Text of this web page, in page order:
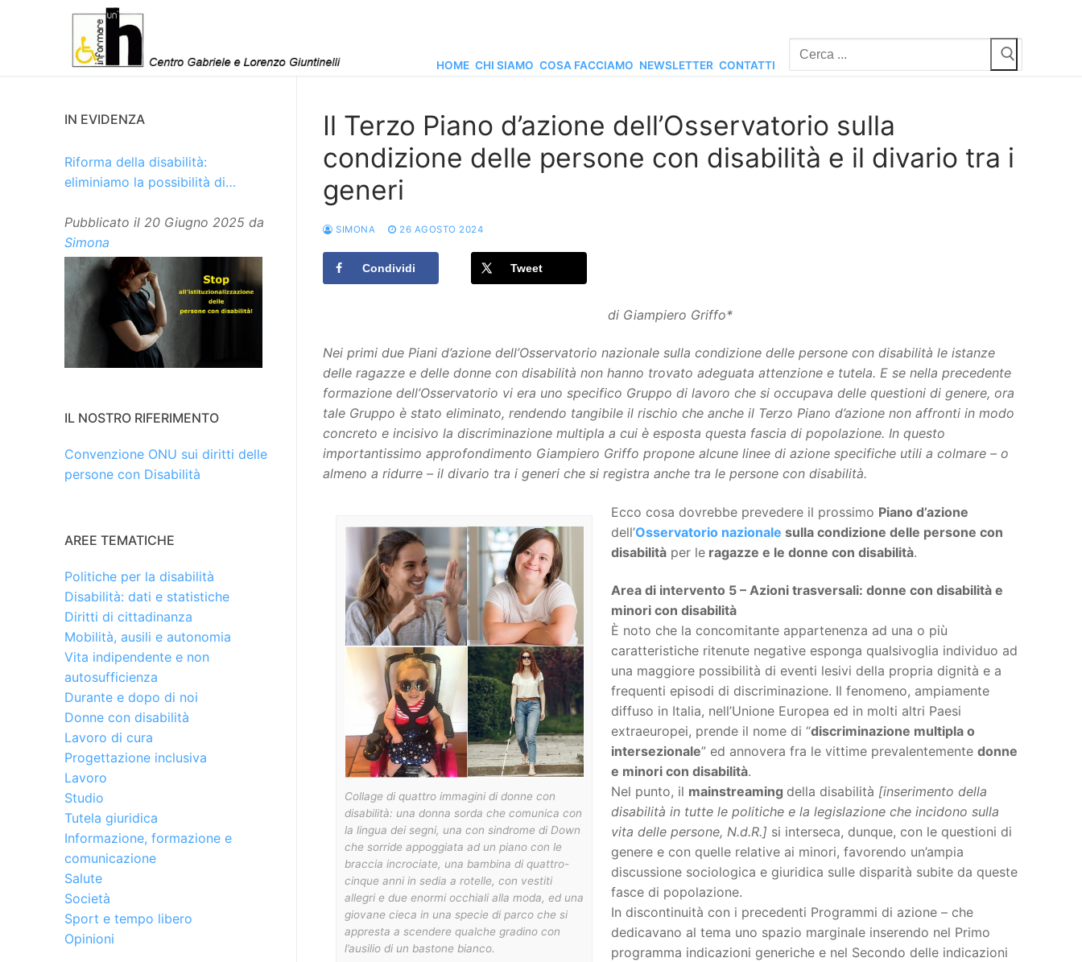
HOME CHI SIAMO COSA FACCIAMO NEWSLETTER CONTATTI
Cerca:
Il Terzo Piano d’azione dell’Osservatorio sulla
condizione delle persone con disabilità e il divario tra i
generi
SIMONA 26 AGOSTO 2024
Condividi Tweet
di Giampiero Griffo*
Nei primi due Piani d’azione dell’Osservatorio nazionale sulla condizione delle persone con disabilità le istanze
delle ragazze e delle donne con disabilità non hanno trovato adeguata attenzione e tutela. E se nella precedente
formazione dell’Osservatorio vi era uno specifico Gruppo di lavoro che si occupava delle questioni di genere, ora
tale Gruppo è stato eliminato, rendendo tangibile il rischio che anche il Terzo Piano d’azione non affronti in modo
concreto e incisivo la discriminazione multipla a cui è esposta questa fascia di popolazione. In questo
importantissimo approfondimento Giampiero Griffo propone alcune linee di azione specifiche utili a colmare – o
almeno a ridurre – il divario tra i generi che si registra anche tra le persone con disabilità.
Collage di quattro immagini di donne con
disabilità: una donna sorda che comunica con
la lingua dei segni, una con sindrome di Down
che sorride appoggiata ad un piano con le
braccia incrociate, una bambina di quattro-
cinque anni in sedia a rotelle, con vestiti
allegri e due enormi occhiali alla moda, ed una
giovane cieca in una specie di parco che si
appresta a scendere qualche gradino con
l’ausilio di un bastone bianco.
Ecco cosa dovrebbe prevedere il prossimo Piano d’azione
dell’Osservatorio nazionale sulla condizione delle persone con
disabilitàper leragazze e le donne con disabilità.
Area di intervento 5 – Azioni trasversali: donne con disabilità e
minori con disabilità
È noto che la concomitante appartenenza ad una o più
caratteristiche ritenute negative esponga qualsivoglia individuo ad
una maggiore possibilità di eventi lesivi della propria dignità e a
frequenti episodi di discriminazione. Il fenomeno, ampiamente
diffuso in Italia, nell’Unione Europea ed in molti altri Paesi
extraeuropei, prende il nome di “discriminazione multipla o
intersezionale” ed annovera fra le vittime prevalentemente donne
e minori con disabilità.
Nel punto, il mainstreaming della disabilità [inserimento della
disabilità in tutte le politiche e la legislazione che incidono sulla
vita delle persone, N.d.R.] si interseca, dunque, con le questioni di
genere e con quelle relative ai minori, favorendo un’ampia
discussione sociologica e giuridica sulle disparità subite da queste
fasce di popolazione.
In discontinuità con i precedenti Programmi di azione – che
dedicavano al tema uno spazio marginale inserendo nel Primo
programma indicazioni generiche e nel Secondo delle indicazioni
IN EVIDENZA
Riforma della disabilità:
eliminiamo la possibilità di
Pubblicato il 20 Giugno 2025 da
Simona
IL NOSTRO RIFERIMENTO
Convenzione ONU sui diritti delle
persone con Disabilità
AREE TEMATICHE
Politiche per la disabilità
Disabilità: dati e statistiche
Diritti di cittadinanza
Mobilità, ausili e autonomia
Vita indipendente e non
autosufficienza
Durante e dopo di noi
Donne con disabilità
Lavoro di cura
Progettazione inclusiva
Lavoro
Studio
Tutela giuridica
Informazione, formazione e
comunicazione
Salute
Società
Sport e tempo libero
Opinioni